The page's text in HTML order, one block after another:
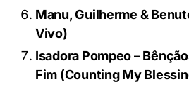
Manu, Guilherme &
Vivo)
Isadora Pompeo –
Fim (Counting My